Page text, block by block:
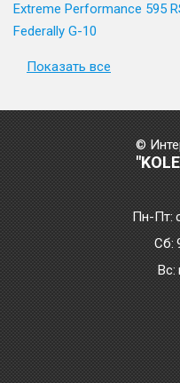
Extreme Performance 595
Federally G-10
Показать все
©
Пн-Пт:
Сб:
Bc: